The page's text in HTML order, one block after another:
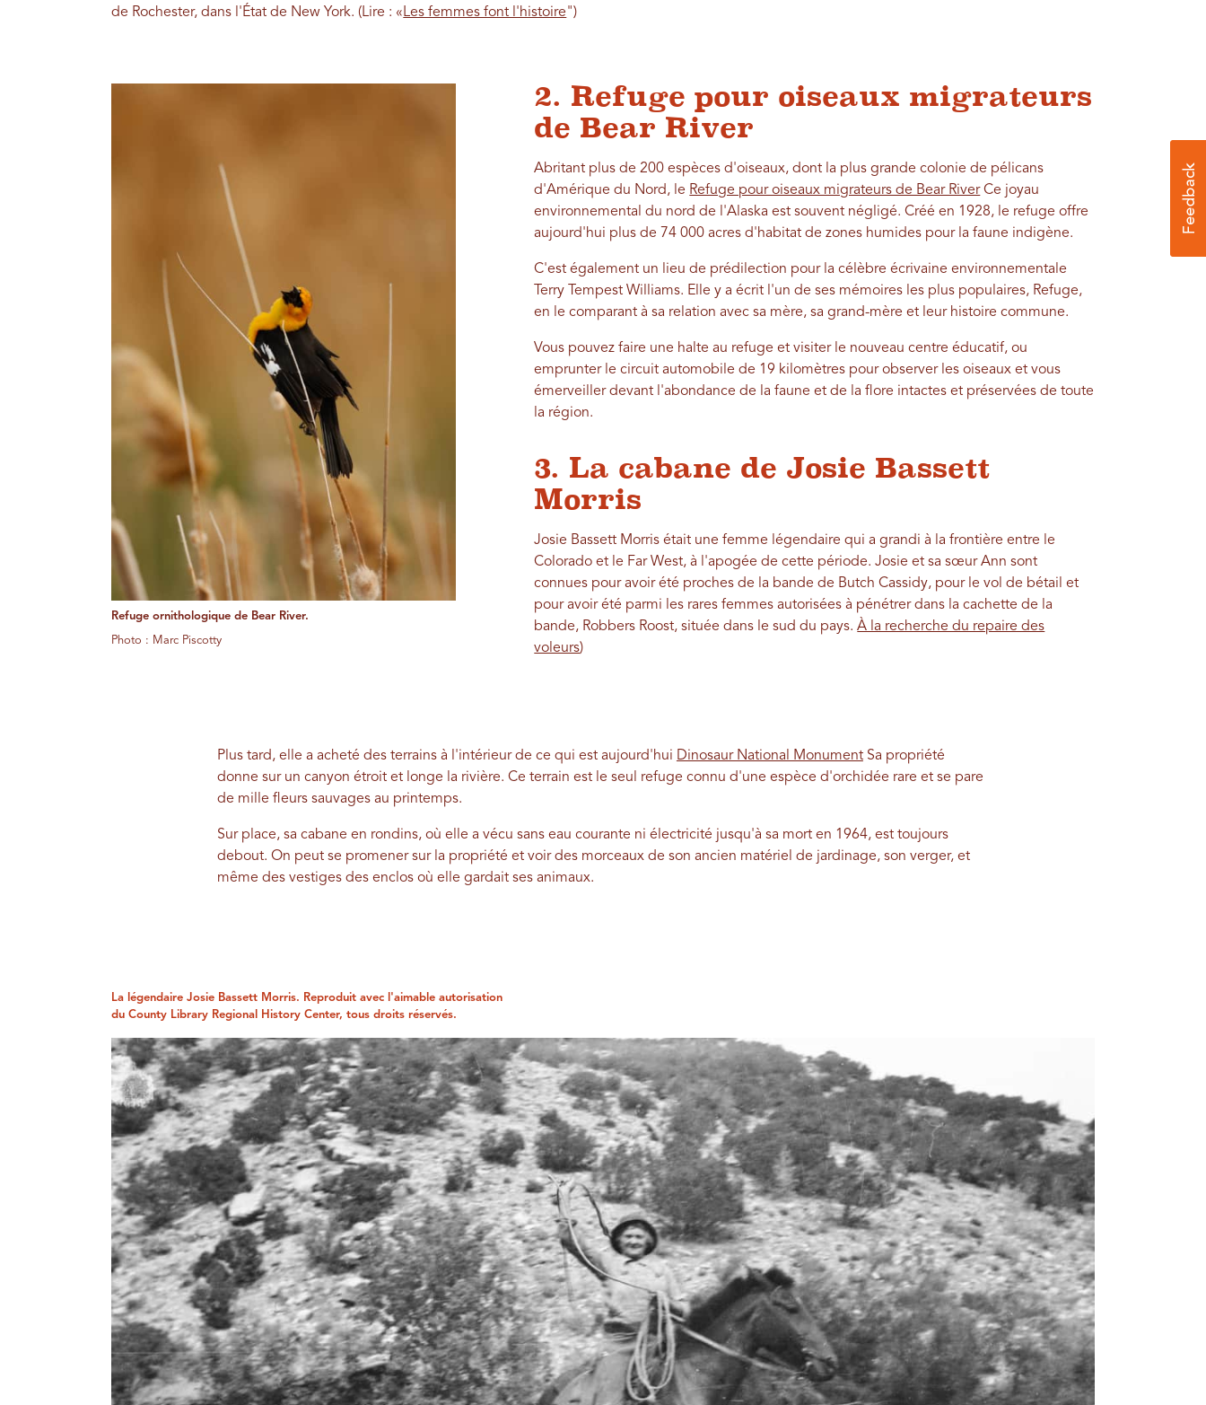
de Rochester, dans l'État de New York. (Lire : «Les femmes font l'histoire")
Refuge ornithologique de Bear River.
Photo : Marc Piscotty
2. Refuge pour oiseaux migrateurs
de Bear River
Abritant plus de 200 espèces d'oiseaux, dont la plus grande colonie de pélicans
d'Amérique du Nord, le Refuge pour oiseaux migrateurs de Bear RiverCe joyau
environnemental du nord de l'Alaska est souvent négligé. Créé en 1928, le refuge offre
aujourd'hui plus de 74 000 acres d'habitat de zones humides pour la faune indigène.
C'est également un lieu de prédilection pour la célèbre écrivaine environnementale
Terry Tempest Williams. Elle y a écrit l'un de ses mémoires les plus populaires, Refuge,
en le comparant à sa relation avec sa mère, sa grand-mère et leur histoire commune.
Vous pouvez faire une halte au refuge et visiter le nouveau centre éducatif, ou
emprunter le circuit automobile de 19 kilomètres pour observer les oiseaux et vous
émerveiller devant l'abondance de la faune et de la flore intactes et préservées de toute
la région.
3. La cabane de Josie Bassett
Morris
Josie Bassett Morris était une femme légendaire qui a grandi à la frontière entre le
Colorado et le Far West, à l'apogée de cette période. Josie et sa sœur Ann sont
connues pour avoir été proches de la bande de Butch Cassidy, pour le vol de bétail et
pour avoir été parmi les rares femmes autorisées à pénétrer dans la cachette de la
bande, Robbers Roost, située dans le sud du pays.À la recherche du repaire des
voleurs)
Plus tard, elle a acheté des terrains à l'intérieur de ce qui est aujourd'hui Dinosaur National MonumentSa propriété
donne sur un canyon étroit et longe la rivière. Ce terrain est le seul refuge connu d'une espèce d'orchidée rare et se pare
de mille fleurs sauvages au printemps.
Sur place, sa cabane en rondins, où elle a vécu sans eau courante ni électricité jusqu'à sa mort en 1964, est toujours
debout. On peut se promener sur la propriété et voir des morceaux de son ancien matériel de jardinage, son verger, et
même des vestiges des enclos où elle gardait ses animaux.
La légendaire Josie Bassett Morris. Reproduit avec l'aimable autorisation
du County Library Regional History Center, tous droits réservés.